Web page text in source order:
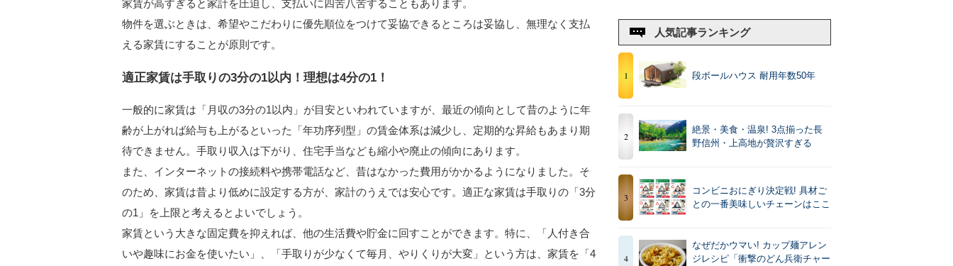
家賃が高すぎると家計を圧迫し、支払いに四苦八苦することもあります。
物件を選ぶときは、希望やこだわりに優先順位をつけて妥協できるところは妥協し、無理なく支払
える家賃にすることが原則です。
適正家賃は手取りの3分の1以内！理想は4分の1！
一般的に家賃は「月収の3分の1以内」が目安といわれていますが、最近の傾向として昔のように年
齢が上がれば給与も上がるといった「年功序列型」の賃金体系は減少し、定期的な昇給もあまり期
待できません。手取り収入は下がり、住宅手当なども縮小や廃止の傾向にあります。
また、インターネットの接続料や携帯電話など、昔はなかった費用がかかるようになりました。そ
のため、家賃は昔より低めに設定する方が、家計のうえでは安心です。適正な家賃は手取りの「3分
の1」を上限と考えるとよいでしょう。
家賃という大きな固定費を抑えれば、他の生活費や貯金に回すことができます。特に、「人付き合
いや趣味にお金を使いたい」、「手取りが少なくて毎月、やりくりが大変」という方は、家賃を「4
人気記事ランキング
1 段ボールハウス 耐用年数50年
2
絶景・美食・温泉! 3点揃った長
野信州・上高地が贅沢すぎる
3
コンビニおにぎり決定戦! 具材ご
との一番美味しいチェーンはここ
4
なぜだかウマい! カップ麺アレン
ジレシピ「衝撃のどん兵衛チャー